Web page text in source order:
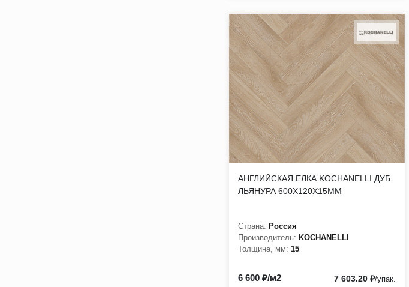
АНГЛИЙСКАЯ ЕЛКА KOCHANELLI ДУБ
ЛЬЯНУРА 600Х120Х15ММ
Страна: Россия
Производитель: KOCHANELLI
Толщина, мм: 15
6 600 ₽/м2 7 603.20 ₽/упак.